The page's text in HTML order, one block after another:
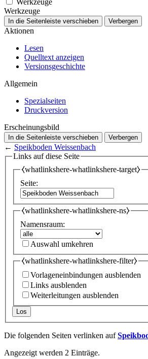
Werkzeuge
In die Seitenleiste verschieben Verbergen
Aktionen
Lesen
Quelltext anzeigen
Versionsgeschichte
Allgemein
Spezialseiten
Druckversion
Erscheinungsbild
In die Seitenleiste verschieben Verbergen
← Speikboden Weissenbach
Links auf diese Seite
⧼whatlinkshere-whatlinkshere-target⧽
Seite:
⧼whatlinkshere-whatlinkshere-ns⧽
Namensraum:
Auswahl umkehren
⧼whatlinkshere-whatlinkshere-filter⧽
Vorlageneinbindungen ausblenden
Links ausblenden
Weiterleitungen ausblenden
Los
Die folgenden Seiten verlinken auf
Angezeigt werden 2 Einträge.